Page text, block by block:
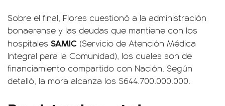
Sobre el final, Flores cuestionó a la administración
bonaerense y las deudas que mantiene con los
hospitales SAMIC (Servicio de Atención Médica
Integral para la Comunidad), los cuales son de
financiamiento compartido con Nación. Según
detalló, la mora alcanza los $644.700.000.000.